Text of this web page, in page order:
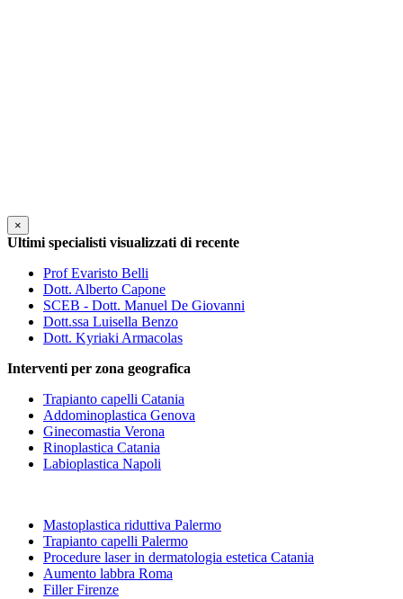
×
Ultimi specialisti visualizzati di recente
Prof Evaristo Belli
Dott. Alberto Capone
SCEB - Dott. Manuel De Giovanni
Dott.ssa Luisella Benzo
Dott. Kyriaki Armacolas
Interventi per zona geografica
Trapianto capelli Catania
Addominoplastica Genova
Ginecomastia Verona
Rinoplastica Catania
Labioplastica Napoli
Mastoplastica riduttiva Palermo
Trapianto capelli Palermo
Procedure laser in dermatologia estetica Catania
Aumento labbra Roma
Filler Firenze